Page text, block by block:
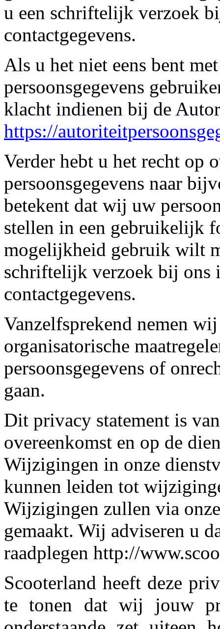
u een schriftelijk verzoek
contactgegevens.
Als u het niet eens bent
persoonsgegevens
klacht indienen bij de
https://
Verder hebt u het recht op
persoonsgegevens naar
betekent dat wij uw
stellen in een gebruikelijk
mogelijkheid gebruik wilt
schriftelijk verzoek bij ons
contactgegevens.
Vanzelfsprekend nemen
organisatorische
persoonsgegevens of
gaan.
Dit privacy statement is
overeenkomst en op de
Wijzigingen in onze
kunnen leiden tot
Wijzigingen zullen via
gemaakt. Wij adviseren u
raadplegen http://
Scooterland heeft deze
te tonen dat wij jouw